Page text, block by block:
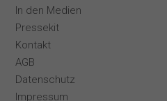
In den Medien
Pressekit
Kontakt
AGB
Datenschutz
Impressum